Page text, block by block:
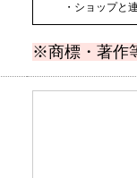
・ショップと連
※商標・著作